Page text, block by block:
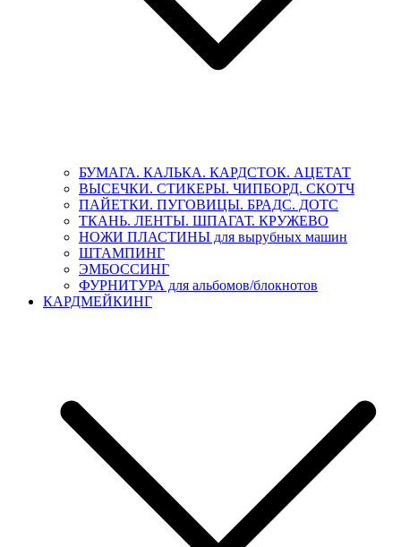
БУМАГА. КАЛЬКА. КАРДСТОК. АЦЕТАТ
ВЫСЕЧКИ. СТИКЕРЫ. ЧИПБОРД. СКОТЧ
ПАЙЕТКИ. ПУГОВИЦЫ. БРАДС. ДОТС
ТКАНЬ. ЛЕНТЫ. ШПАГАТ. КРУЖЕВО
НОЖИ ПЛАСТИНЫ для вырубных машин
ШТАМПИНГ
ЭМБОССИНГ
ФУРНИТУРА для альбомов/блокнотов
КАРДМЕЙКИНГ